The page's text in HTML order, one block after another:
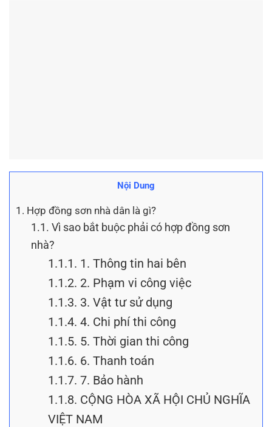
Nội Dung
1. Hợp đồng sơn nhà dân là gì?
1.1. Vì sao bắt buộc phải có hợp đồng sơn
nhà?
1.1.1. 1. Thông tin hai bên
1.1.2. 2. Phạm vi công việc
1.1.3. 3. Vật tư sử dụng
1.1.4. 4. Chi phí thi công
1.1.5. 5. Thời gian thi công
1.1.6. 6. Thanh toán
1.1.7. 7. Bảo hành
1.1.8. CỘNG HÒA XÃ HỘI CHỦ NGHĨA
VIỆT NAM